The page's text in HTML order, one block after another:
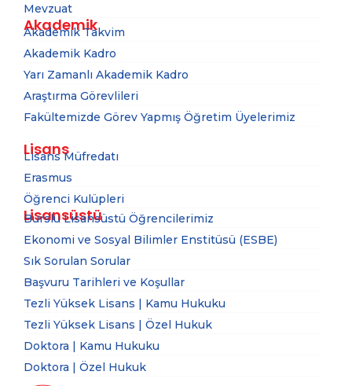
Mevzuat
Akademik
Akademik Takvim
Akademik Kadro
Yarı Zamanlı Akademik Kadro
Araştırma Görevlileri
Fakültemizde Görev Yapmış Öğretim Üyelerimiz
Lisans
Lisans Müfredatı
Erasmus
Öğrenci Kulüpleri
Lisansüstü
Burslu Lisansüstü Öğrencilerimiz
Ekonomi ve Sosyal Bilimler Enstitüsü (ESBE)
Sık Sorulan Sorular
Başvuru Tarihleri ve Koşullar
Tezli Yüksek Lisans | Kamu Hukuku
Tezli Yüksek Lisans | Özel Hukuk
Doktora | Kamu Hukuku
Doktora | Özel Hukuk